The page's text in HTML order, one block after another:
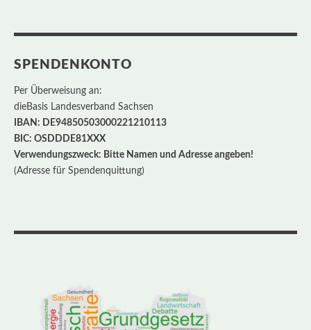
SPENDENKONTO
Per Überweisung an:
dieBasis Landesverband Sachsen
IBAN: DE94850503000221210113
BIC: OSDDDE81XXX
Verwendungszweck: Bitte Namen und Adresse angeben!
(Adresse für Spendenquittung)